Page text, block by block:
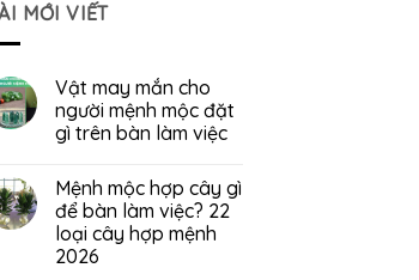
MỚI VIẾT
Vật may mắn cho
người mệnh mộc đặt
gì trên bàn làm việc
Mệnh mộc hợp cây gì
để bàn làm việc? 22
loại cây hợp mệnh
2026